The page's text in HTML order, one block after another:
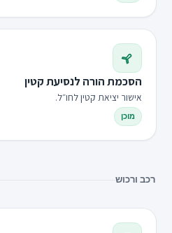
הסכמת הורה לנסיעת קטין
אישור יציאת קטין לחו״ל.
מוכן
רכב ורכוש